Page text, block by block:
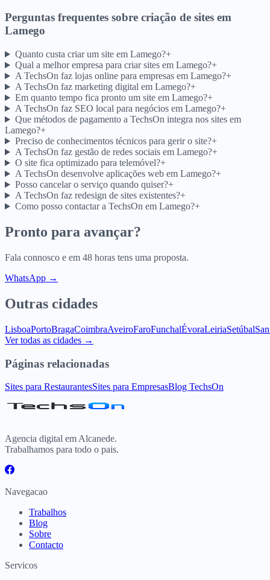
Perguntas frequentes sobre criação de sites em
Lamego
Quanto custa criar um site em Lamego?+
Qual a melhor empresa para criar sites em Lamego?+
A TechsOn faz lojas online para empresas em Lamego?+
A TechsOn faz marketing digital em Lamego?+
Em quanto tempo fica pronto um site em Lamego?+
A TechsOn faz SEO local para negócios em Lamego?+
Que métodos de pagamento a TechsOn integra nos sites em
Lamego?+
Preciso de conhecimentos técnicos para gerir o site?+
A TechsOn faz gestão de redes sociais em Lamego?+
O site fica optimizado para telemóvel?+
A TechsOn desenvolve aplicações web em Lamego?+
Posso cancelar o serviço quando quiser?+
A TechsOn faz redesign de sites existentes?+
Como posso contactar a TechsOn em Lamego?+
Pronto para avançar?
Fala connosco e em 48 horas tens uma proposta.
WhatsApp →
Outras cidades
LisboaPortoBragaCoimbraAveiroFaroFunchalÉvoraLeiriaSetúbal
Ver todas as cidades →
Páginas relacionadas
Sites para RestaurantesSites para EmpresasBlog TechsOn
Agencia digital em Alcanede.
Trabalhamos para todo o pais.
Navegacao
Trabalhos
Blog
Sobre
Contacto
Servicos